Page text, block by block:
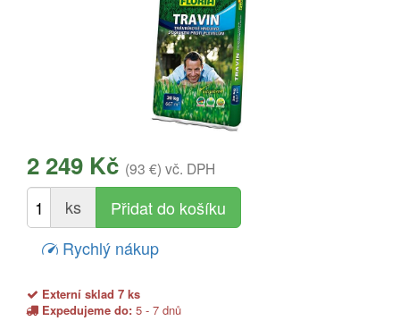
2 249 Kč (93 €) vč. DPH
ks
Rychlý nákup
Externí sklad 7 ks
Expedujeme do: 5 - 7 dnů